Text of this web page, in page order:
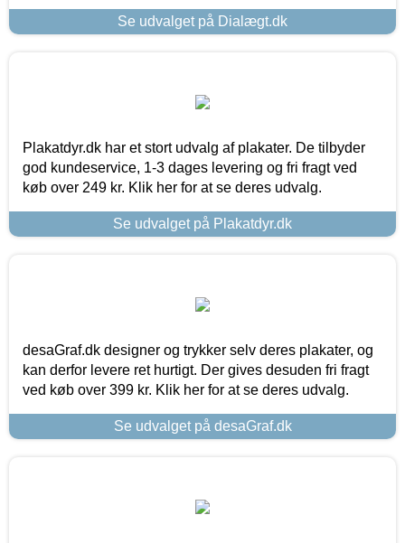
Se udvalget på Dialægt.dk
Plakatdyr.dk har et stort udvalg af plakater. De tilbyder
god kundeservice, 1-3 dages levering og fri fragt ved
køb over 249 kr. Klik her for at se deres udvalg.
Se udvalget på Plakatdyr.dk
desaGraf.dk designer og trykker selv deres plakater, og
kan derfor levere ret hurtigt. Der gives desuden fri fragt
ved køb over 399 kr. Klik her for at se deres udvalg.
Se udvalget på desaGraf.dk